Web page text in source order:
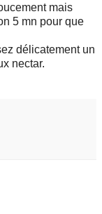
mais
5 mn pour que
délicatement un
nectar.